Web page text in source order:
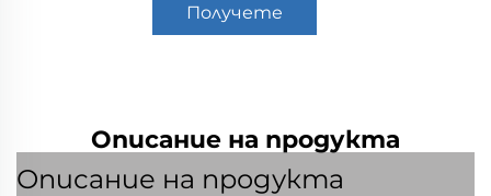
Получете
Описание на продукта
Описание на продукта